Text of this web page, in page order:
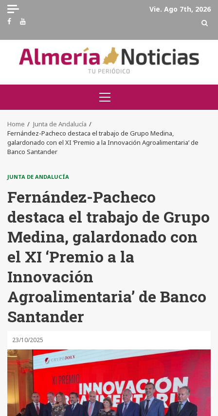
Skip
content
Vie. Ago 7th, 2026
Facebook
Youtube
Primary
Menu
Home
Junta de Andalucía
Fernández-Pacheco destaca el trabajo de Grupo Medina,
galardonado con el XI ‘Premio a la Innovación Agroalimentaria’ de
Banco Santander
JUNTA DE ANDALUCÍA
Fernández-Pacheco
destaca el trabajo de Grupo
Medina, galardonado con
el XI ‘Premio a la
Innovación
Agroalimentaria’ de Banco
Santander
23/10/2025